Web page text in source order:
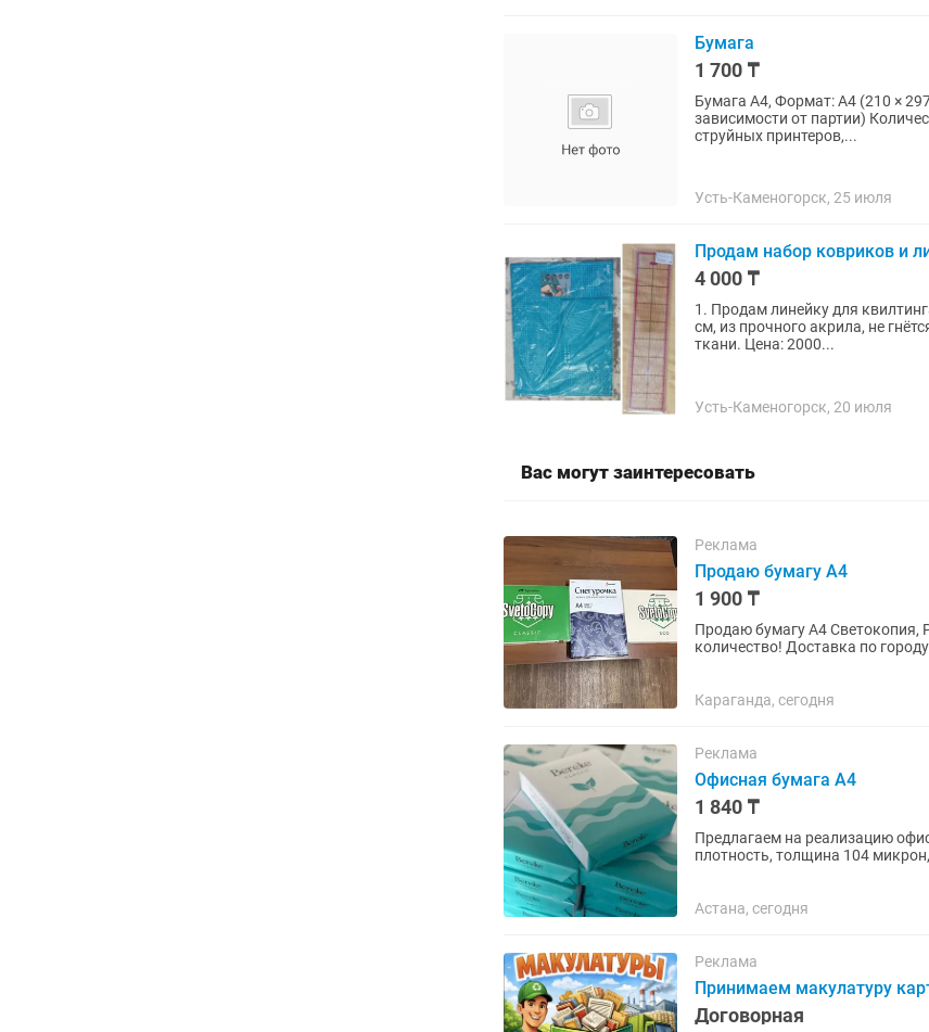
Бумага
1 700 ₸
Бумага А4, Формат: A4 (210 × 297 мм) Плотность: 80 г/м² Белизна: около
зависимости от партии) Количество листов: 500 листов в пачке Назначение: для лазерных и
струйных принтеров,...
Усть-Каменогорск, 25 июля
Продам набор ковриков и
4 000 ₸
1. Продам линейку для
см, из прочного акрила, не
ткани. Цена: 2000...
Усть-Каменогорск, 20 июля
Вас могут заинтересовать
Реклама
Продаю бумагу А4
1 900 ₸
Продаю бумагу А4 Светокопия,
количество! Доставка по
Караганда, сегодня
Реклама
Офисная бумага А4
1 840 ₸
Предлагаем на реализацию
плотность, толщина 104
Астана, сегодня
Реклама
Принимаем макулатуру
Договорная